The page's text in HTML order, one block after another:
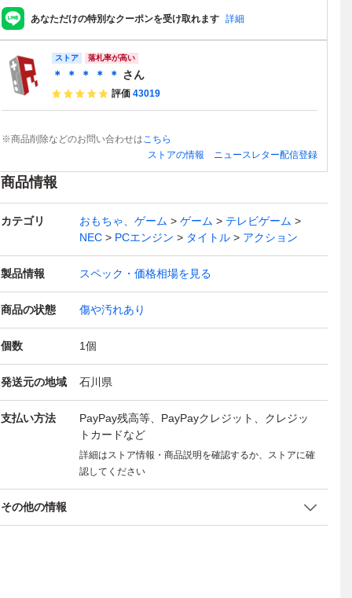
あなただけの特別なクーポンを受け取れます 詳細
ストア 落札率が高い
＊ ＊ ＊ ＊ ＊ さん
評価 43019
※商品削除などのお問い合わせはこちら
ストアの情報
ニュースレター配信登録
商品情報
カテゴリ おもちゃ、ゲーム ゲーム
テレビゲーム
NEC
PCエンジン タイトル アクション
製品情報 スペック・価格相場を見る
商品の状態 傷や汚れあり
個数 1個
発送元の地域 石川県
支払い方法
PayPay残高等、PayPayクレジット、クレジッ
トカードなど
詳細はストア情報・商品説明を確認するか、ストアに確
認してください
その他の情報